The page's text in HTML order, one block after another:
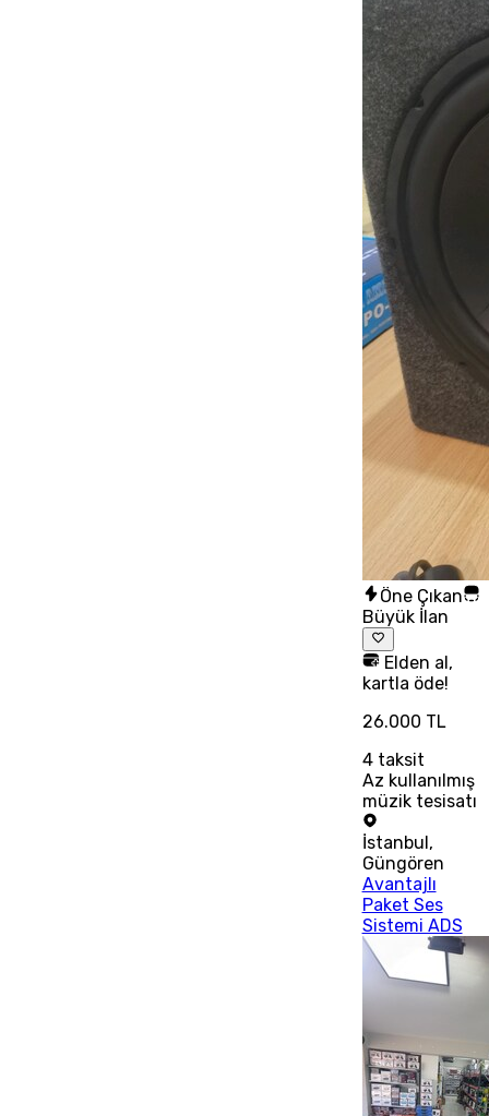
Öne Çıkan
Büyük İlan
Elden al,
kartla öde!
26.000 TL
4taksit
Az kullanılmış
müzik tesisatı
İstanbul ,
Güngören
Avantajlı
Paket Ses
Sistemi ADS